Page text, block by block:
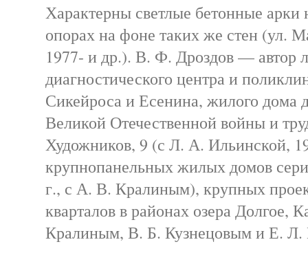
Характерны светлые бетонные
опорах на фоне таких же стен (ул.
1977- и др.). В. Ф. Дроздов — автор
диагностического центра и
Сикейроса и Есенина, жилого дома
Великой Отечественной войны и
Художников, 9 (с Л. А. Ильинской,
крупнопанельных жилых домов
г., с А. В. Кралиным), крупных
кварталов в районах озера Долгое,
Кралиным, В. Б. Кузнецовым и Е. Л.